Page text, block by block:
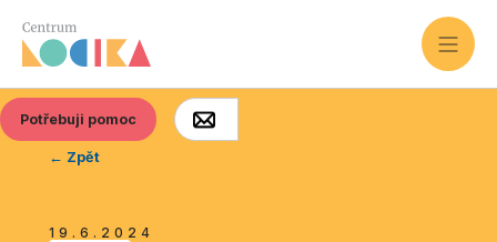
Potřebuji pomoc
← Zpět
19.6.2024